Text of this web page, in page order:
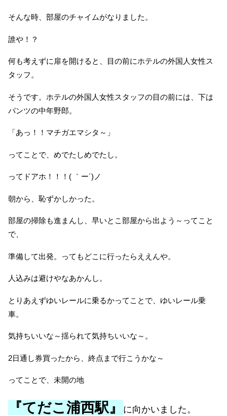
そんな時、部屋のチャイムがなりました。
誰や！？
何も考えずに扉を開けると、目の前にホテルの外国人女性ス
タッフ。
そうです。ホテルの外国人女性スタッフの目の前には、下は
パンツの中年野郎。
「あっ！！マチガエマシタ～」
ってことで、めでたしめでたし。
ってドアホ！！！( ｀ー´)ノ
朝から、恥ずかしかった。
部屋の掃除も進まんし、早いとこ部屋から出よう～ってこと
で、
準備して出発。ってもどこに行ったらええんや。
人込みは避けやなあかんし。
とりあえずゆいレールに乗るかってことで、ゆいレール乗
車。
気持ちいいな～揺られて気持ちいいな～。
2日通し券買ったから、終点まで行こうかな～
ってことで、未開の地
『てだこ浦西駅』 に向かいました。